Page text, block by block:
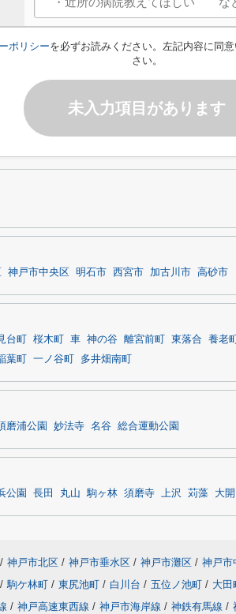
ポリシーを必ずお読みください。左記内容に同
さい。
未入力項目があります
神戸市中央区 明石市 西宮市 加古川市 高砂市
台町 桜木町 車 神の谷 離宮前町 東落合 養老町
葉町 一ノ谷町 多井畑南町
磨浦公園 妙法寺 名谷 総合運動公園
公園 長田 丸山 駒ヶ林 須磨寺 上沢 苅藻 大開
/ 神戸市北区 / 神戸市垂水区 / 神戸市灘区 / 神戸市
/ 駒ケ林町 / 東尻池町 / 白川台 / 五位ノ池町 / 大田
/ 神戸高速東西線 / 神戸市海岸線 / 神鉄有馬線 /